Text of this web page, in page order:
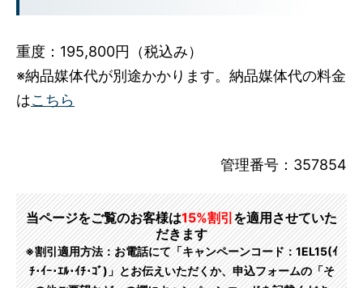
重度：195,800円（税込み）
※納品媒体代が別途かかります。納品媒体代の料金
はこちら
管理番号：357854
当ページをご覧のお客様は15%割引 を適用させていた
だきます
※割引適用方法：お電話にて「キャンペーンコード：1EL15(ｲ
ﾁ･ｲｰ･ｴﾙ･ｲﾁ･ｺﾞ)」とお伝えいただくか、申込フォームの「そ